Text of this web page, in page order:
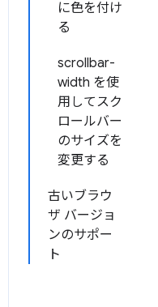
に色を付け
る
scrollbar-
width を使
用してスク
ロールバー
のサイズを
変更する
古いブラウ
ザ バージョ
ンのサポー
ト